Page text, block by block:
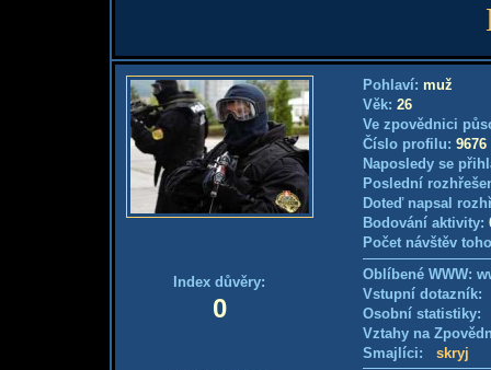
Index důvěry:
0
Pohlaví: muž
Věk: 26
Ve zpovědnici
Číslo profilu: 9676
Naposledy se
Poslední
Doteď napsal
Bodování aktivity:
Počet návštěv
Oblíbené WWW:
Vstupní
Osobní
Vztahy na
Smajlíci: skryj